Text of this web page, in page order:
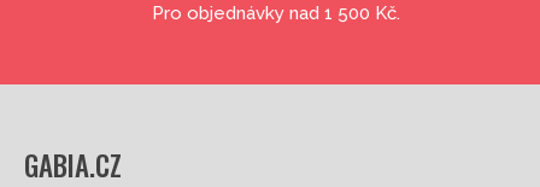
Pro objednávky nad 1 500 Kč.
GABIA.CZ